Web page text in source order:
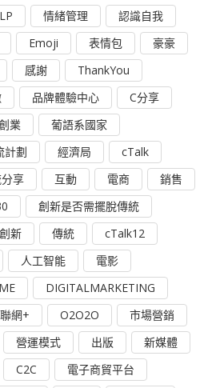
情緒管理
認識自我
Emoji 表情包
豪豪
感謝
ThankYou
品牌體驗中心
C分享
業
葡語系國家
計劃
經濟局
cTalk
享 互動 電商
銷售
創新是否需擺脫傳統
創新 傳統
cTalk12
人工智能
電影
DIGITALMARKETING
網+ O2O2O
市場營銷
營運模式 出版
新媒體
C2C
電子商貿平台